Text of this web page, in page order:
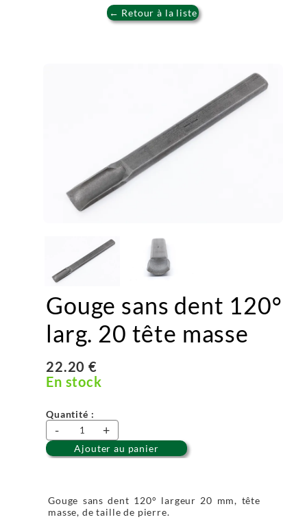
← Retour à la liste
Gouge sans dent 120°
larg. 20 tête masse
22.20 €
En stock
Quantité :
- +
Ajouter au panier
Gouge sans dent 120° largeur 20 mm, tête
masse, de taille de pierre.